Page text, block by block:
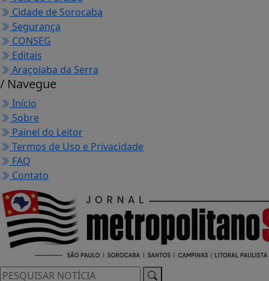
Cidade de Sorocaba
Segurança
CONSEG
Editais
Araçoiaba da Serra
/ Navegue
Início
Sobre
Painel do Leitor
Termos de Uso e Privacidade
FAQ
Contato